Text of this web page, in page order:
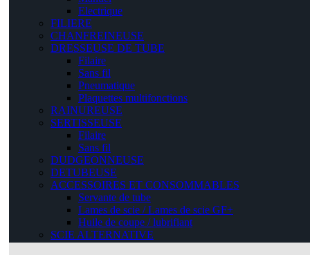
Electrique
FILIERE
CHANFREINEUSE
DRESSEUSE DE TUBE
Filaire
Sans fil
Pneumatique
Plaquettes multifonctions
RAINUREUSE
SERTISSEUSE
Filaire
Sans fil
DUDGEONNEUSE
DETUBEUSE
ACCESSOIRES ET CONSOMMABLES
Servante de tube
Lames de scie / Lames de scie GF+
Huile de coupe / lubrifiant
SCIE ALTERNATIVE